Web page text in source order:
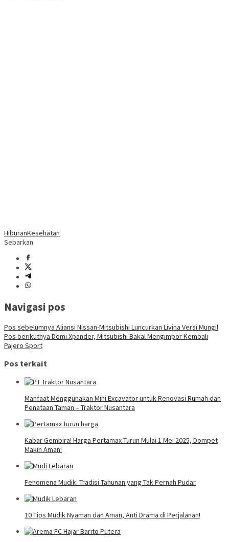
HiburanKesehatan
Sebarkan
Navigasi pos
Pos sebelumnya Aliansi Nissan-Mitsubishi Luncurkan Livina Versi Mungil
Pos berikutnya Demi Xpander, Mitsubishi Bakal Mengimpor Kembali
Pajero Sport
Pos terkait
Manfaat Menggunakan Mini Excavator untuk Renovasi Rumah dan
Penataan Taman – Traktor Nusantara
Kabar Gembira! Harga Pertamax Turun Mulai 1 Mei 2025, Dompet
Makin Aman!
Fenomena Mudik: Tradisi Tahunan yang Tak Pernah Pudar
10 Tips Mudik Nyaman dan Aman, Anti Drama di Perjalanan!